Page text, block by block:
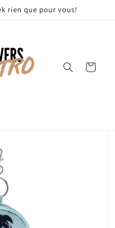
rien que pour vous!
Panier